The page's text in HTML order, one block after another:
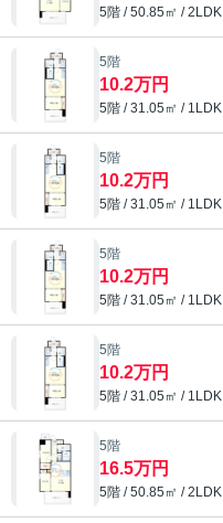
5階 / 50.85㎡ / 2LDK
5階
10.2万円
5階 / 31.05㎡ / 1LDK
5階
10.2万円
5階 / 31.05㎡ / 1LDK
5階
10.2万円
5階 / 31.05㎡ / 1LDK
5階
10.2万円
5階 / 31.05㎡ / 1LDK
5階
16.5万円
5階 / 50.85㎡ / 2LDK